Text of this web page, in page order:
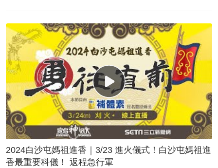
2024白沙屯媽祖進香｜3/23 進火儀式！白沙屯媽祖進
香最重要科儀！ 返程急行軍